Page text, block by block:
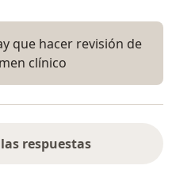
que hacer revisión de
clínico
respuestas